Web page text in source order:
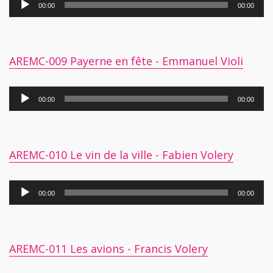
audio
00:00 00:00
AREMC-009 Payerne en fête - Emmanuel Violi
Lecteur
audio
00:00 00:00
AREMC-010 Le vin de la ville - Fabien Volery
Lecteur
audio
00:00 00:00
AREMC-011 Les avions - Francis Volery